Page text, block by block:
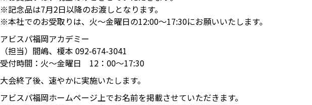
※記念品は7月2日以降のお渡しとなります。
※本社でのお受取りは、火～金曜日の12:00～17:30にお願いいたします。
アビスパ福岡アカデミー
（担当）間嶋、榎本 092-674-3041
受付時間：火〜金曜日 12：00〜17:30
大会終了後、速やかに実施いたします。
アビスパ福岡ホームページ上でお名前を掲載させていただきます。